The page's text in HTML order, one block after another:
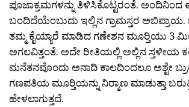
ಪೂಜಾಕ್ರಮಗಳನ್ನು ತಿಳಿಸಿಕೊಟ್ಟರಂತೆ. ಅಂದಿನಿಂದ ಈ
ಬಂದಿದೆಯೆಂಬುದು ಇಲ್ಲಿನ ಗ್ರಾ‌‌‌‌‌ಮಸ್ತರ ಅಬಿಪ್ರಾಯ.
ತಮ್ಮ ಕೈಯ್ಯಾರೆ ಮಾಡಿದ ಗಣೇಶನ ಮೂರ‍್ತಿಯು 3
ಅಗಲವಿತ್ತಂತೆ. ಅದೇ ರೀತಿಯಲ್ಲಿ ಅಲ್ಲಿನ ಸ್ತಳೀಯ
ಮನೆತನವೊಂದು ಅನಾದಿ ಕಾಲದಿಂದಲೂ ಅಶ್ಟೇ
ಗಣಪತಿಯ ಮೂರ‍್ತಿಯನ್ನು ನಿರ‍್ಮಾಣ ಮಾಡುತ್ತಾ
ಹೇಳಲಾಗುತ್ತದೆ.